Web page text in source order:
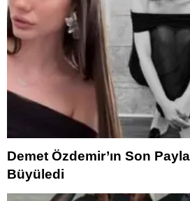
Demet Özdemir’ın Son
Büyüledi